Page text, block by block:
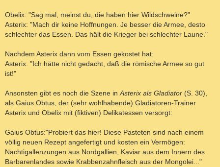
Obelix: "Sag mal, meinst du, die haben hier Wildschweine?"
Asterix: "Mach dir keine Hoffnungen. Je besser die Armee, desto
schlechter das Essen. Das hält die Krieger bei schlechter Laune."
Nachdem Asterix dann vom Essen gekostet hat:
Asterix: "Ich hätte nicht gedacht, daß die römische Armee so gut
ist!"
Ansonsten gibt es noch die Szene in Asterix als Gladiator (S. 30),
als Gaius Obtus, der (sehr wohlhabende) Gladiatoren-Trainer
Asterix und Obelix mit (fiktiven) Delikatessen versorgt:
Gaius Obtus:"Probiert das hier! Diese Pasteten sind nach einem
völlig neuen Rezept angefertigt und kosten ein Vermögen:
Nachtigallenzungen aus Nordgallien, Kaviar aus dem Innern des
Barbarenlandes sowie Krabbenzahnfleisch aus der Mongolei..."